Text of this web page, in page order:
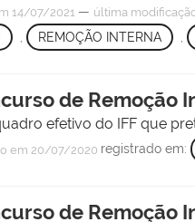
14/07/2021 — última
REMOÇÃO INTERNA
de Remoção
efetivo do IFF que
em 20/07/2020 registrado em:
de Remoção